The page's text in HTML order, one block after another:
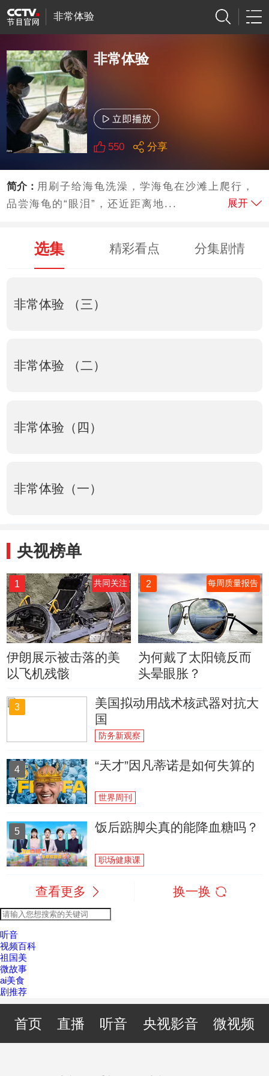
非常体验
非常体验
550 分享
简介： 用刷子给海龟洗澡，学海龟在沙滩上爬行，
品尝海龟的“眼泪”，还近距离地...
展开
选集 精彩看点 分集剧情
非常体验 （三）
非常体验 （二）
非常体验（四）
非常体验（一）
央视榜单
1 共同关注
伊朗展示被击落的美
以飞机残骸
2 每周质量报告
为何戴了太阳镜反而
头晕眼胀？
3
美国拟动用战术核武器对抗大
国
防务新观察
4 “天才”因凡蒂诺是如何失算的
世界周刊
5 饭后踮脚尖真的能降血糖吗？
职场健康课
查看更多 换一换
听音
视频百科
祖国美
微故事
ai美食
剧推荐
首页 直播 听音 央视影音 微视频